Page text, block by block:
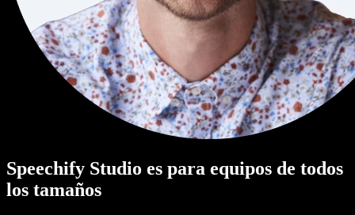
Speechify Studio es para equipos de todos
los tamaños